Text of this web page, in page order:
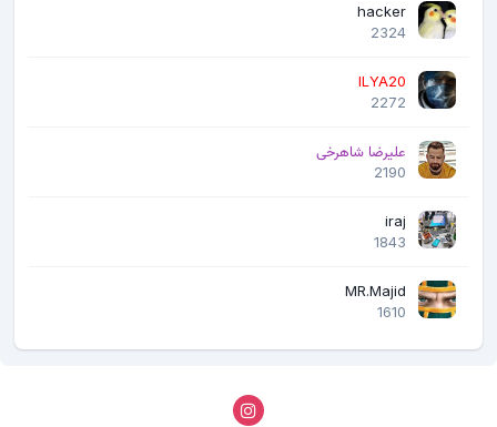
hacker
2324
ILYA20
2272
علیرضا شاهرخی
2190
iraj
1843
MR.Majid
1610